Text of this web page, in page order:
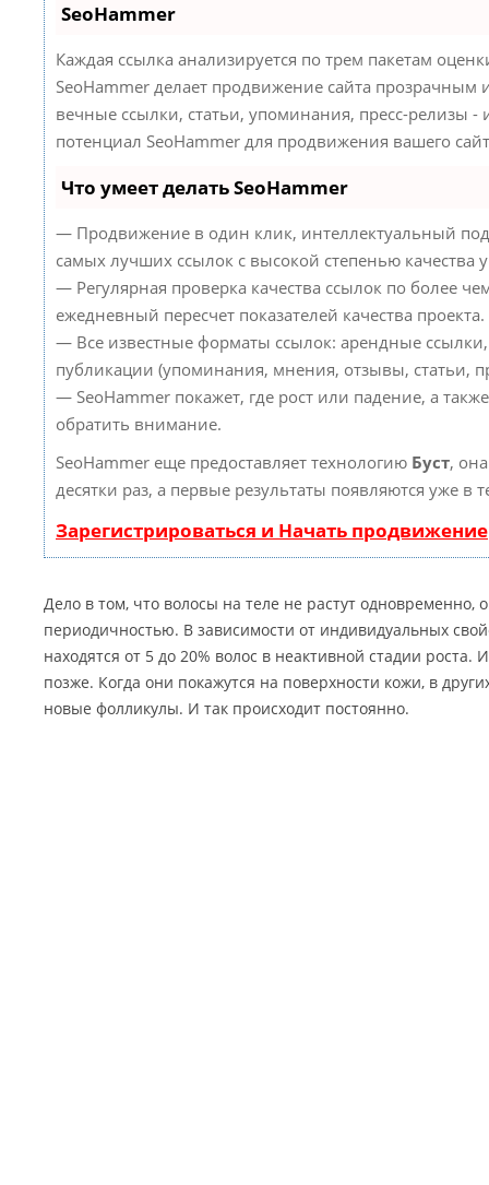
SeoHammer
Каждая ссылка анализируется по трем пакетам
SeoHammer делает продвижение сайта прозрачным
вечные ссылки, статьи, упоминания, пресс-релизы -
потенциал SeoHammer для продвижения вашего
Что умеет делать SeoHammer
— Продвижение в один клик, интеллектуальный
самых лучших ссылок с высокой степенью качества
— Регулярная проверка качества ссылок по более
ежедневный пересчет показателей качества проекта.
— Все известные форматы ссылок: арендные
публикации (упоминания, мнения, отзывы, статьи,
— SeoHammer покажет, где рост или падение, а
обратить внимание.
SeoHammer еще предоставляет технологию Буст,
десятки раз, а первые результаты появляются уже в
Зарегистрироваться и Начать продвижение
Дело в том, что волосы на теле не растут одновременно,
периодичностью. В зависимости от индивидуальных
находятся от 5 до 20% волос в неактивной стадии
позже. Когда они покажутся на поверхности кожи, в
новые фолликулы. И так происходит постоянно.